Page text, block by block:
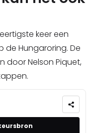
keer een
de Hungaroring. De
door Nelson Piquet,